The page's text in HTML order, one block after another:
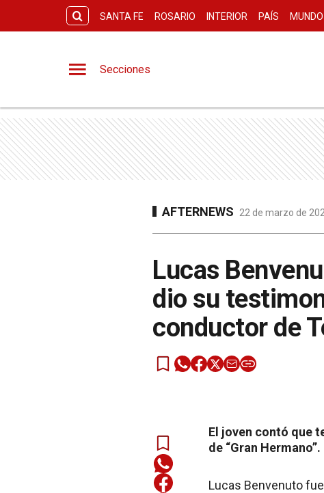
SANTA FE ROSARIO INTERIOR PAÍS MUNDO
Secciones
AFTERNEWS 22 de marzo de
Lucas
dio su
conductor de
El joven contó que
de “Gran Hermano”.
Lucas Benvenuto